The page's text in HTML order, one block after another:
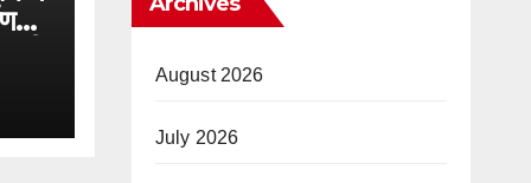
August 2026
July 2026